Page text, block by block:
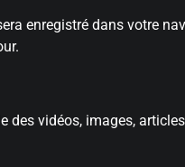
enregistré dans votre
vidéos, images,